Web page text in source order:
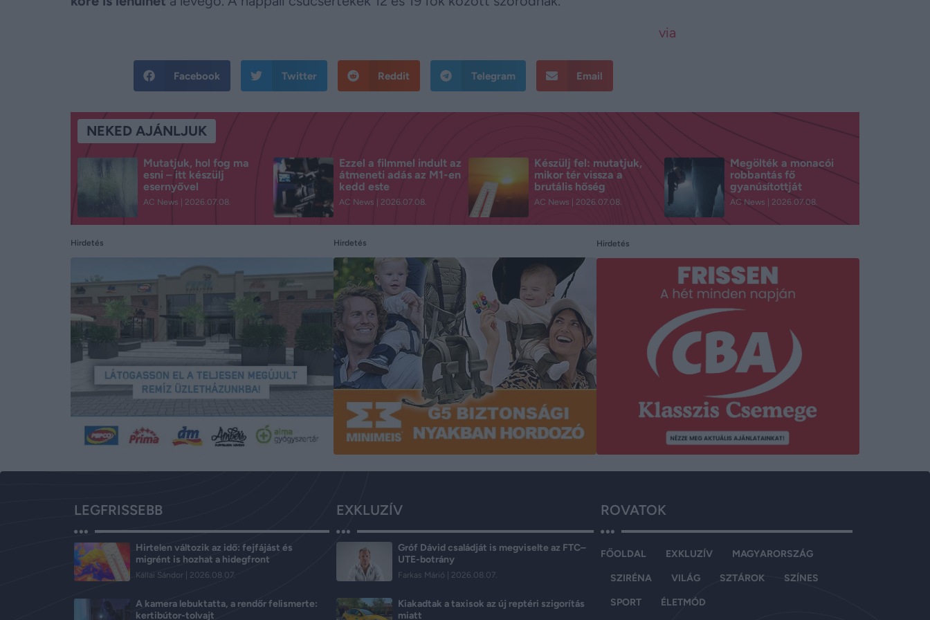
via
Facebook Twitter Reddit Telegram Email
NEKED AJÁNLJUK
Mutatjuk, hol fog ma
esni – itt készülj
esernyővel
AC News 2026.07.08.
Ezzel a filmmel indult az
átmeneti adás az M1-en
kedd este
AC News 2026.07.08.
Készülj fel: mutatjuk,
mikor tér vissza a
brutális hőség
AC News 2026.07.08.
Megölték a monacói
robbantás fő
gyanúsítottját
AC News 2026.07.08.
Hirdetés Hirdetés Hirdetés
LEGFRISSEBB
Hirtelen változik az idő: fejfájást és
migrént is hozhat a hidegfront
Kállai Sándor 2026.08.07.
A kamera lebuktatta, a rendőr felismerte:
kertibútor-tolvajt
EXKLUZÍV
Gróf Dávid családját is megviselte az FTC–
UTE-botrány
Farkas Márió 2026.08.07.
Kiakadtak a taxisok az új reptéri szigorítás
miatt
ROVATOK
FŐOLDAL EXKLUZÍV MAGYARORSZÁG
SZIRÉNA VILÁG SZTÁROK SZÍNES
SPORT ÉLETMÓD